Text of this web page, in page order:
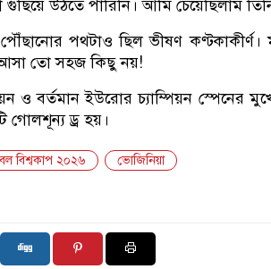
উঠতে পারিনি। আমি চেয়েছিলাম
পথটাও ছিল ভীষণ
আসা তো সহজ কিছু নয়!
ও বর্তমান ইউরোর চ্যাম্পিয়ন স্পেনের
গোলশূন্য ড্র হয়।
বিশ্বকাপ ২০২৬ ভোজিনিয়া